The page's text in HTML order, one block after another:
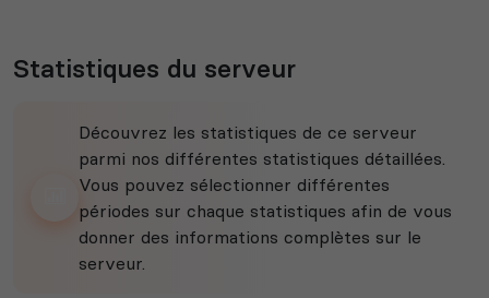
Statistiques du serveur
Découvrez les statistiques de ce serveur
parmi nos différentes statistiques détaillées.
Vous pouvez sélectionner différentes
périodes sur chaque statistiques afin de vous
donner des informations complètes sur le
serveur.